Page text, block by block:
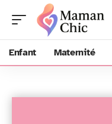
Enfant Maternité